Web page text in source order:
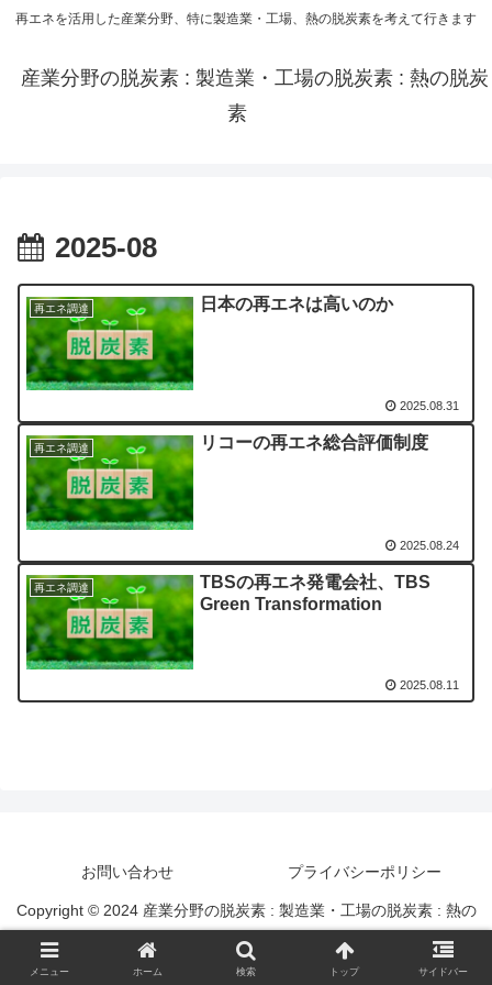
再エネを活用した産業分野、特に製造業・工場、熱の脱炭素を考えて行きます
産業分野の脱炭素 : 製造業・工場の脱炭素 : 熱の脱炭
素
2025-08
再エネ調達 日本の再エネは高いのか
2025.08.31
再エネ調達 リコーの再エネ総合評価制度
2025.08.24
再エネ調達
TBSの再エネ発電会社、TBS
Green Transformation
2025.08.11
お問い合わせ プライバシーポリシー
Copyright © 2024 産業分野の脱炭素 : 製造業・工場の脱炭素 : 熱の
脱炭素 All Rights Reserved.
メニュー ホーム 検索 トップ サイドバー